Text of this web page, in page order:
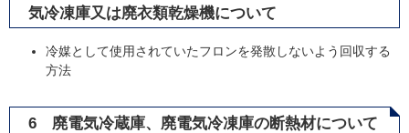
気冷凍庫又は廃衣類乾燥機について
冷媒として使用されていたフロンを発散しないよう回収する
方法
6 廃電気冷蔵庫、廃電気冷凍庫の断熱材について